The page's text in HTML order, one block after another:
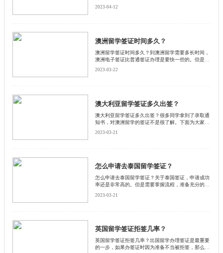
2023-04-12
澳洲留学签证时间多久？
澳洲留学签证时间多久？到澳洲留学需要多长时间，
澳洲电子签证比普通签证办理是要快一些的。但是两
2023-03-22
澳大利亚留学签证多久出签？
澳大利亚留学签证多久出签？很多同学拿到了录取通
知书，对澳洲留学的签证不是很了解。下面为大家整
2023-03-21
怎么申请去泰国留学签证？
怎么申请去泰国留学签证？关于泰国签证，申请成功
率还是非常高的。但是需要掌握流程，准备充分的材
2023-03-21
英国留学签证拒签几率？
英国留学签证拒签几率？出国留学办理签证是最重要
的一步，如果办签证时因为准备不当被拒签，那么之